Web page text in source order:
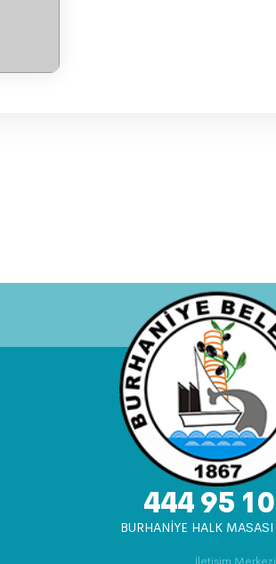
444 95 10
BURHANİYE HALK MASASI
İletişim Merkezi